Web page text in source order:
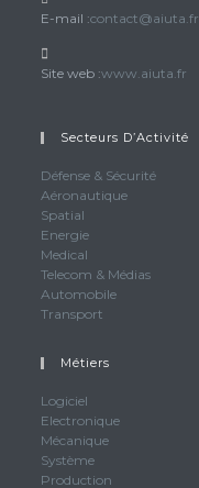
E-mail :contact@aiuta.fr
Site web :www.aiuta.fr
Secteurs D’Activité
Défense & Sécurité
Aéronautique
Spatial
Energie
Medical
Telecom & Médias
Automobile
Transport
Métiers
Logiciel
dans
un
nouvel
ElectroniqueS’ouvre
MécaniqueS’ouvre
SystèmeS’ouvre
Production